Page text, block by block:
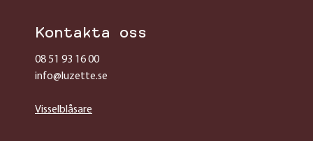
Kontakta oss
08 51 93 16 00
info@luzette.se
Visselblåsare